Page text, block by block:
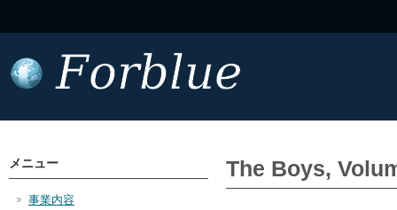
The Boys,
メニュー
事業内容